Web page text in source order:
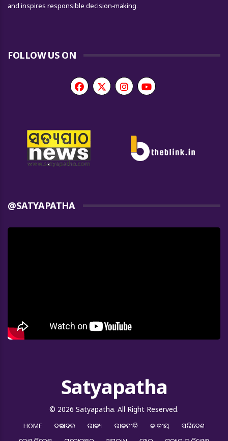
and inspires responsible decision-making.
FOLLOW US ON
@SATYAPATHA
Satyapatha
© 2026 Satyapatha. All Right Reserved.
HOME ବଡ ଖବର ରାଜ୍ୟ ରାଜନୀତି ଜାତୀୟ
ପରିବେଶ